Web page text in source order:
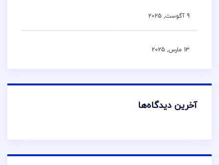
9 آگوست, 2025
13 مارس, 2025
آخرین دیدگاه‌ها